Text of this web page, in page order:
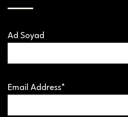
Ad Soyad
Email Address*